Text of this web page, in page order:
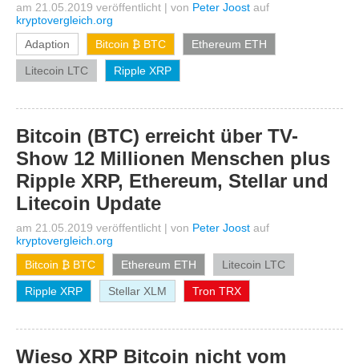
am 21.05.2019 veröffentlicht | von Peter Joost auf
kryptovergleich.org
Adaption
Bitcoin ₿ BTC Ethereum ETH
Litecoin LTC Ripple XRP
Bitcoin (BTC) erreicht über TV-
Show 12 Millionen Menschen plus
Ripple XRP, Ethereum, Stellar und
Litecoin Update
am 21.05.2019 veröffentlicht | von Peter Joost auf
kryptovergleich.org
Bitcoin ₿ BTC
Ethereum ETH Litecoin LTC
Ripple XRP Stellar XLM Tron TRX
Wieso XRP Bitcoin nicht vom